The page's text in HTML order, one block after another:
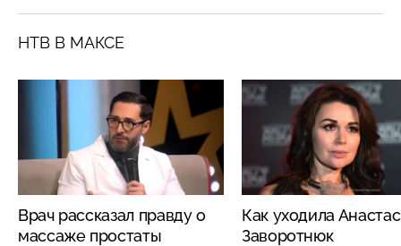
НТВ В МАКСЕ
Врач рассказал правду о
массаже простаты
Как уходила
Заворотнюк